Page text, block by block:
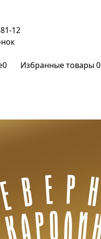
12
0 Избранные товары0